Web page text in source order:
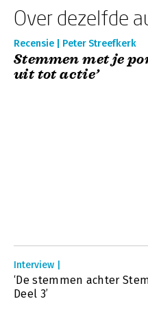
Over dezelfde
Recensie | Peter Streefkerk
Stemmen met je
uit tot actie’
Interview |
‘De stemmen achter
Deel 3’